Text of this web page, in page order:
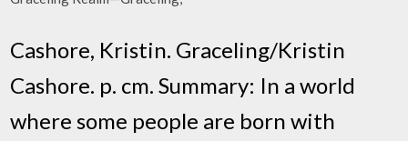
Cashore, Kristin. Graceling/Kristin
Cashore. p. cm. Summary: In a world
where some people are born with